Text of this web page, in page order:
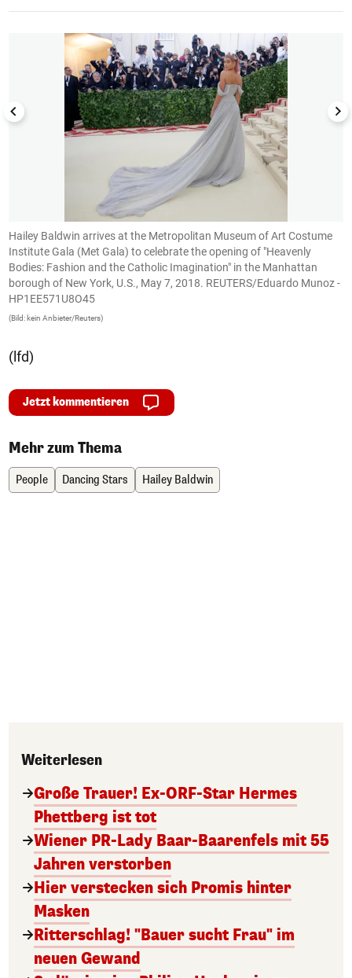
1/8
Hailey Baldwin arrives at the Metropolitan Museum of Art Costume
Institute Gala (Met Gala) to celebrate the opening of "Heavenly
Bodies: Fashion and the Catholic Imagination" in the Manhattan
borough of New York, U.S., May 7, 2018. REUTERS/Eduardo Munoz -
HP1EE571U8O45
(Bild: kein Anbieter/Reuters)
(lfd)
Jetzt kommentieren
Mehr zum Thema
People Dancing Stars Hailey Baldwin
Weiterlesen
Große Trauer! Ex-ORF-Star Hermes
Phettberg ist tot
Wiener PR-Lady Baar-Baarenfels mit 55
Jahren verstorben
Hier verstecken sich Promis hinter
Masken
Ritterschlag! "Bauer sucht Frau" im
neuen Gewand